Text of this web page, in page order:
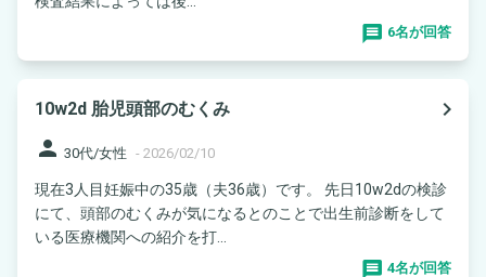
6名が回答
10w2d 胎児頭部のむくみ
navigate_next
person 30代/女性 - 2026/02/10
現在3人目妊娠中の35歳（夫36歳）です。 先日10w2dの検診
にて、頭部のむくみが気になるとのことで出生前診断をして
いる医療機関への紹介を打...
4名が回答